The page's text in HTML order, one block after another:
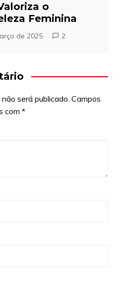
o
Feminina
de 2025 2
será publicado. Campos
com *